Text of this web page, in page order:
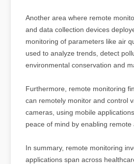
Another area where remote
and data collection devices
monitoring of parameters like air
used to analyze trends, detect
environmental conservation and
Furthermore, remote monitoring
can remotely monitor and control
cameras, using mobile
peace of mind by enabling
In summary, remote monitoring
applications span across